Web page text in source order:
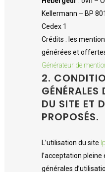
Kellermann – BP
Cedex 1
Crédits : les
générées et
Générateur de
2.
GÉNÉRALES
DU SITE ET
PROPOSÉS.
L’utilisation du site
l’acceptation
générales